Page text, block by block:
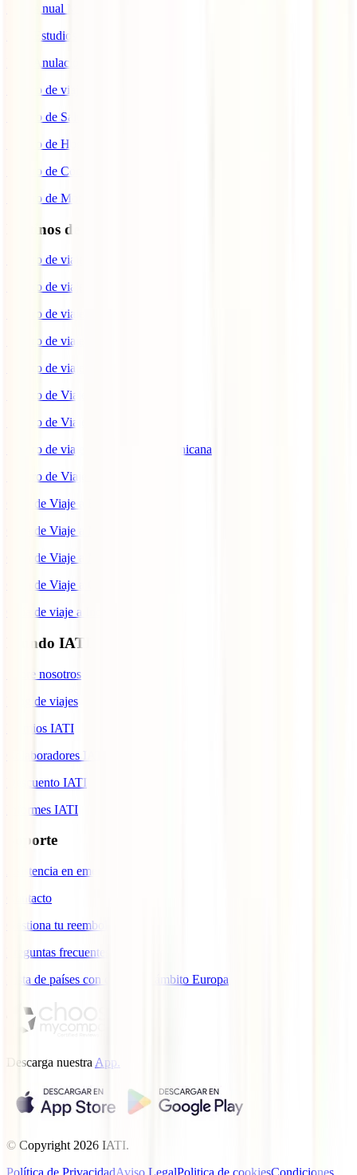
IATI Anual Multiviaje
IATI Estudios
IATI Anulación Premium
Seguro de viaje COVID
Seguro de Salud
Seguro de Hogar
Seguro de Coche
Seguro de Moto
Destinos de interés
Seguro de viaje a EEUU
Seguro de viaje a Indonesia
Seguro de viaje a Marruecos
Seguro de viaje a Reino Unido
Seguro de viaje a México
Seguro de Viaje a Tailandia
Seguro de Viaje a China
Seguro de viaje a República Dominicana
Seguro de Viaje a Colombia
Guía de Viaje a Estados Unidos
Guía de Viaje a México
Guía de Viaje a Marruecos
Guía de Viaje a Cuba
Guía de viaje a Indonesia
Mundo IATI
Sobre nosotros
Blog de viajes
Premios IATI
Colaboradores IATI
Descuento IATI
Informes IATI
Soporte
Asistencia en emergencias
Contacto
Gestiona tu reembolso
Preguntas frecuentes
Lista de países con cobertura ámbito Europa
Descarga nuestra App.
© Copyright 2026 IATI.